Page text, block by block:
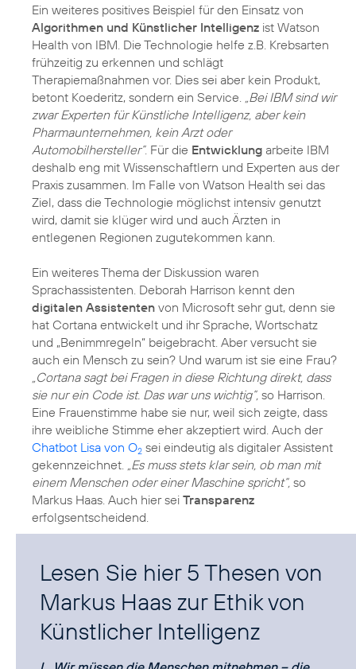
Ein weiteres positives Beispiel für den Einsatz von
Algorithmen und Künstlicher Intelligenz ist Watson
Health von IBM. Die Technologie helfe z.B. Krebsarten
frühzeitig zu erkennen und schlägt
Therapiemaßnahmen vor. Dies sei aber kein Produkt,
betont Koederitz, sondern ein Service.
„Bei IBM sind wir
zwar Experten für Künstliche Intelligenz, aber kein
Pharmaunternehmen, kein Arzt oder
Automobilhersteller“. Für die Entwicklung arbeite IBM
deshalb eng mit Wissenschaftlern und Experten aus der
Praxis zusammen. Im Falle von Watson Health sei das
Ziel, dass die Technologie möglichst intensiv genutzt
wird, damit sie klüger wird und auch Ärzten in
entlegenen Regionen zugutekommen kann.
Ein weiteres Thema der Diskussion waren
Sprachassistenten. Deborah Harrison kennt den
digitalen Assistenten von Microsoft sehr gut, denn sie
hat Cortana entwickelt und ihr Sprache, Wortschatz
und „Benimmregeln“ beigebracht. Aber versucht sie
auch ein Mensch zu sein? Und warum ist sie eine Frau?
„Cortana sagt bei Fragen in diese Richtung direkt, dass
sie nur ein Code ist. Das war uns wichtig“, so Harrison.
Eine Frauenstimme habe sie nur, weil sich zeigte, dass
ihre weibliche Stimme eher akzeptiert wird. Auch der
Chatbot Lisa von O2 sei eindeutig als digitaler Assistent
gekennzeichnet.
„Es muss stets klar sein, ob man mit
einem Menschen oder einer Maschine spricht“, so
Markus Haas. Auch hier sei Transparenz
erfolgsentscheidend.
Lesen Sie hier 5 Thesen von
Markus Haas zur Ethik von
Künstlicher Intelligenz